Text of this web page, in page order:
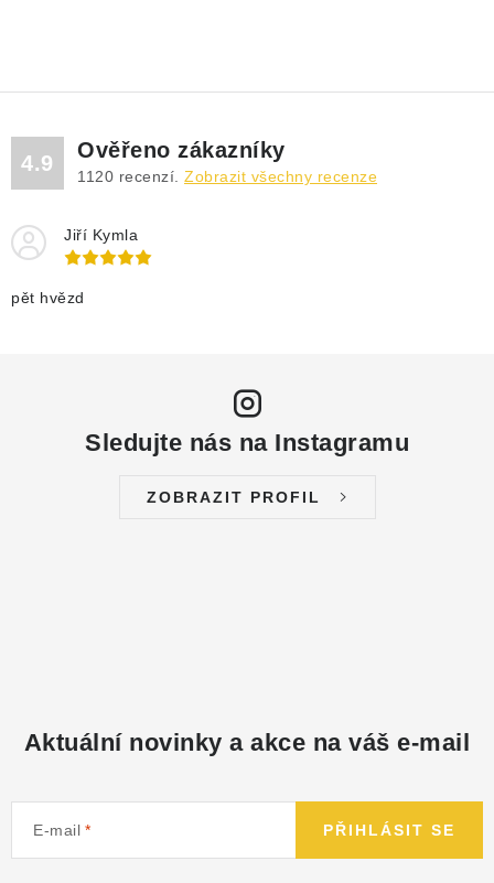
4.9
Ověřeno zákazníky
1120 recenzí. Zobrazit všechny recenze
Jiří Kymla
pět hvězd
Sledujte nás na Instagramu
ZOBRAZIT PROFIL
Aktuální novinky a akce na váš e-mail
E-mail PŘIHLÁSIT SE